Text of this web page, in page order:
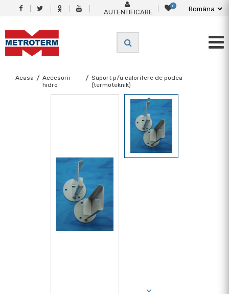
AUTENTIFICARE
0
Acasa / Accesorii
hidro
/ Suport p/u calorifere de podea
(termoteknik)